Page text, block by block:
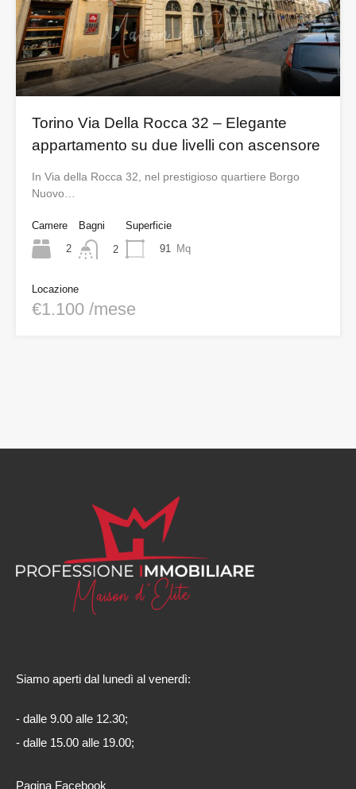
Torino Via Della Rocca 32 – Elegante
appartamento su due livelli con ascensore
In Via della Rocca 32, nel prestigioso quartiere Borgo
Nuovo…
Camere
2
Bagni
2
Superficie
91 Mq
Locazione
€1.100 /mese
Siamo aperti dal lunedì al venerdì:
- dalle 9.00 alle 12.30;
- dalle 15.00 alle 19.00;
Pagina Facebook